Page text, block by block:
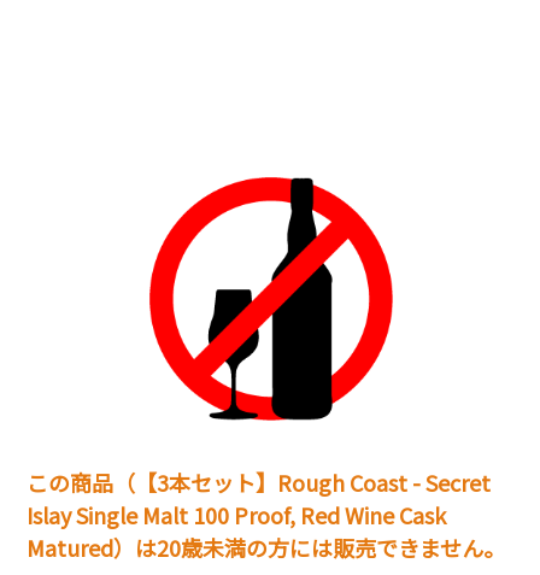
この商品（【3本セット】Rough Coast - Secret
Islay Single Malt 100 Proof, Red Wine Cask
Matured）は20歳未満の方には販売できません。